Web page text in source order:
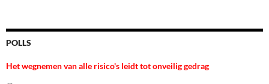
POLLS
Het wegnemen van alle risico's leidt tot onveilig gedrag